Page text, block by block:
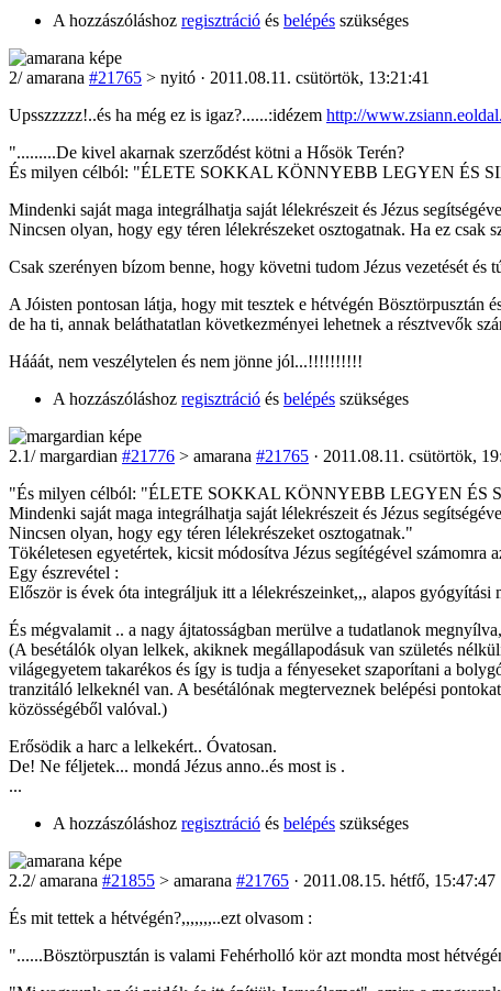
A hozzászóláshoz regisztráció és belépés szükséges
2/amarana #21765 > nyitó · 2011.08.11. csütörtök, 13:21:41
Upsszzzzz!..és ha még ez is igaz?......:idézem http://
".........De kivel akarnak szerződést kötni a Hősök Terén?
És milyen célból: "ÉLETE SOKKAL KÖNNYEBB LEGYEN ÉS
Mindenki saját maga integrálhatja saját lélekrészeit és Jézus
Nincsen olyan, hogy egy téren lélekrészeket osztogatnak. Ha ez csak
Csak szerényen bízom benne, hogy követni tudom Jézus vezetését
A Jóisten pontosan látja, hogy mit tesztek e hétvégén Bösztörpusztán
de ha ti, annak beláthatatlan következményei lehetnek a résztvevők
Hááát, nem veszélytelen és nem jönne jól...!!!!!!!!!!
A hozzászóláshoz regisztráció és belépés szükséges
2.1/margardian #21776 > amarana #21765 · 2011.08.11. csütörtök,
"És milyen célból: "ÉLETE SOKKAL KÖNNYEBB LEGYEN ÉS
Mindenki saját maga integrálhatja saját lélekrészeit és Jézus
Nincsen olyan, hogy egy téren lélekrészeket osztogatnak."
Tökéletesen egyetértek, kicsit módosítva Jézus segítégével
Egy észrevétel :
Először is évek óta integráljuk itt a lélekrészeinket,,, alapos
És mégvalamit .. a nagy ájtatosságban merülve a tudatlanok
(A besétálók olyan lelkek, akiknek megállapodásuk van születés
világegyetem takarékos és így is tudja a fényeseket szaporítani a
tranzitáló lelkeknél van. A besétálónak megterveznek belépési
közösségéből valóval.)
Erősödik a harc a lelkekért.. Óvatosan.
De! Ne féljetek... mondá Jézus anno..és most is .
...
A hozzászóláshoz regisztráció és belépés szükséges
2.2/amarana #21855 > amarana #21765 · 2011.08.15. hétfő, 15:47:47
És mit tettek a hétvégén?,,,,,,,..ezt olvasom :
"......Bösztörpusztán is valami Fehérholló kör azt mondta most